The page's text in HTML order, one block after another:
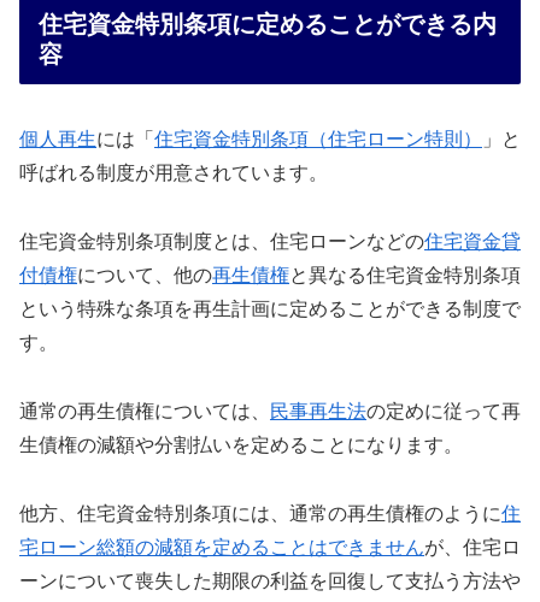
住宅資金特別条項に定めることができる内
容
個人再生には「 住宅資金特別条項（住宅ローン特則）
」と
呼ばれる制度が用意されています。
住宅資金特別条項制度とは、住宅ローンなどの住宅資金貸
付債権について、他の再生債権と異なる住宅資金特別条項
という特殊な条項を再生計画に定めることができる制度で
す。
通常の再生債権については、 民事再生法の定めに従って再
生債権の減額や分割払いを定めることになります。
他方、住宅資金特別条項には、通常の再生債権のように住
宅ローン総額の減額を定めることはできませんが、住宅ロ
ーンについて喪失した期限の利益を回復して支払う方法や